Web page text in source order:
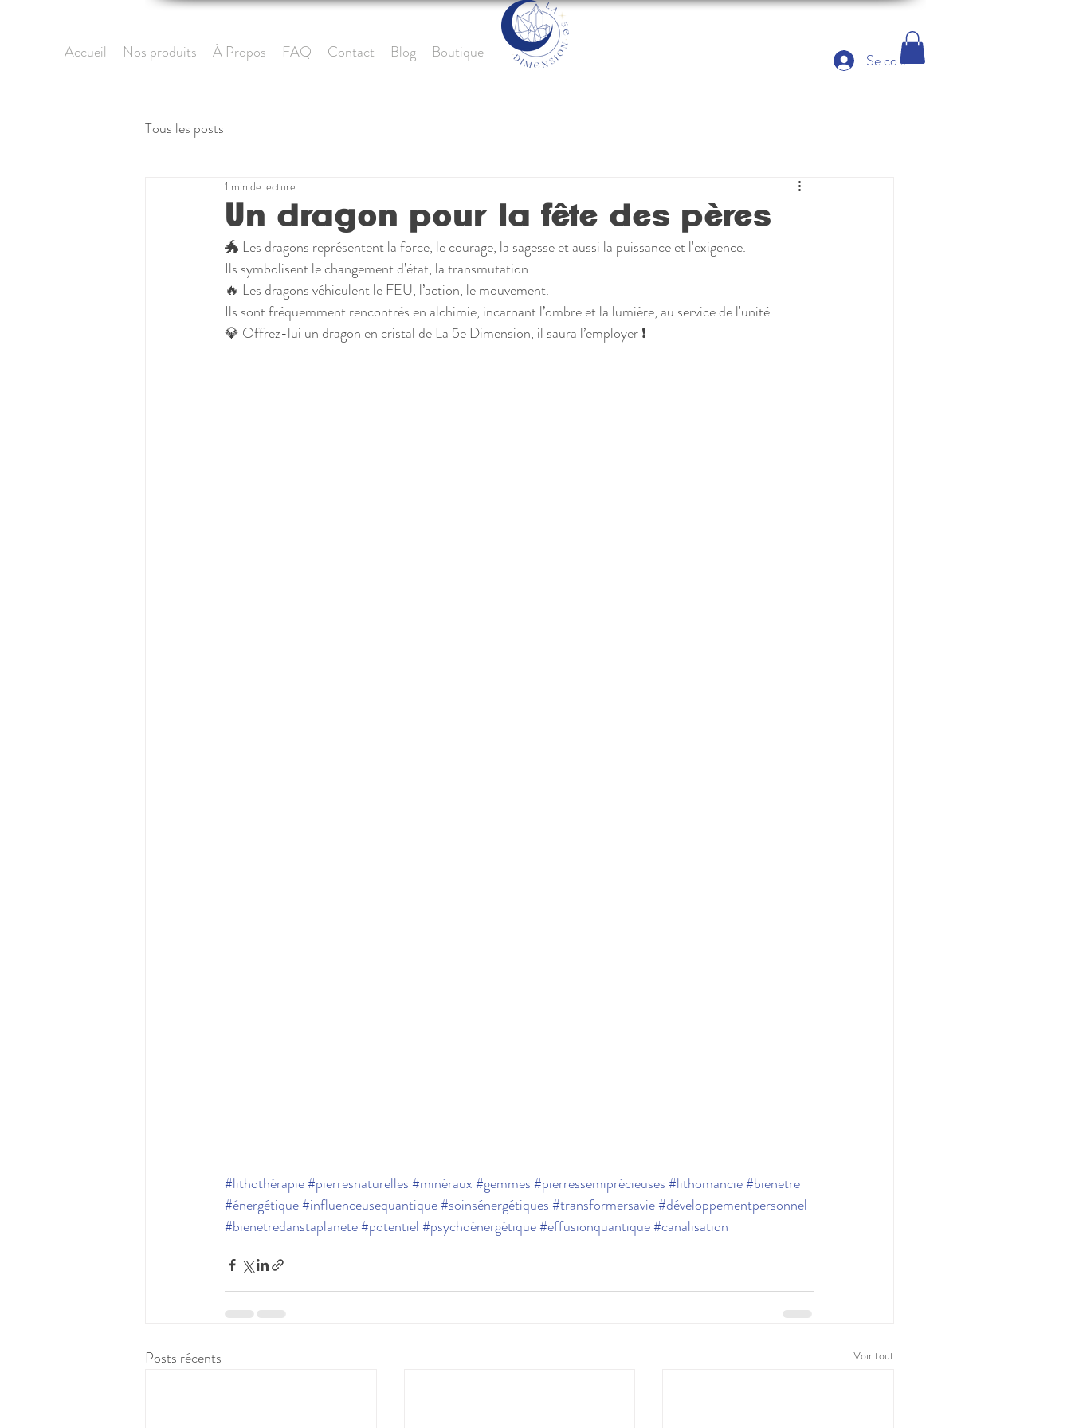
Accueil Nos produits À Propos FAQ Contact Blog Boutique Se connecter
Tous les posts
Un dragon pour la fête des pères
1 min de lecture
🐲 Les dragons représentent la force, le courage, la sagesse et aussi la puissance et l'exigence.
Ils symbolisent le changement d’état, la transmutation.
🔥 Les dragons véhiculent le FEU, l’action, le mouvement.
Ils sont fréquemment rencontrés en alchimie, incarnant l’ombre et la lumière, au service de l'unité.
💎 Offrez-lui un dragon en cristal de La 5e Dimension, il saura l’employer ❗️
#lithothérapie#pierresnaturelles#minéraux#gemmes#pierressemiprécieuses#lithomancie#bienetre
#énergétique#influenceusequantique#soinsénergétiques#transformersavie#développementpersonnel
#bienetredanstaplanete#potentiel#psychoénergétique#effusionquantique#canalisation
Posts récents Voir tout